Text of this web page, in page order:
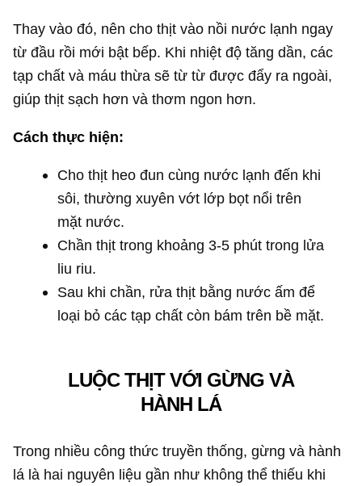
Thay vào đó, nên cho thịt vào nồi nước lạnh ngay
từ đầu rồi mới bật bếp. Khi nhiệt độ tăng dần, các
tạp chất và máu thừa sẽ từ từ được đẩy ra ngoài,
giúp thịt sạch hơn và thơm ngon hơn.
Cách thực hiện:
Cho thịt heo đun cùng nước lạnh đến khi
sôi, thường xuyên vớt lớp bọt nổi trên
mặt nước.
Chần thịt trong khoảng 3-5 phút trong lửa
liu riu.
Sau khi chần, rửa thịt bằng nước ấm để
loại bỏ các tạp chất còn bám trên bề mặt.
LUỘC THỊT VỚI GỪNG VÀ
HÀNH LÁ
Trong nhiều công thức truyền thống, gừng và hành
lá là hai nguyên liệu gần như không thể thiếu khi